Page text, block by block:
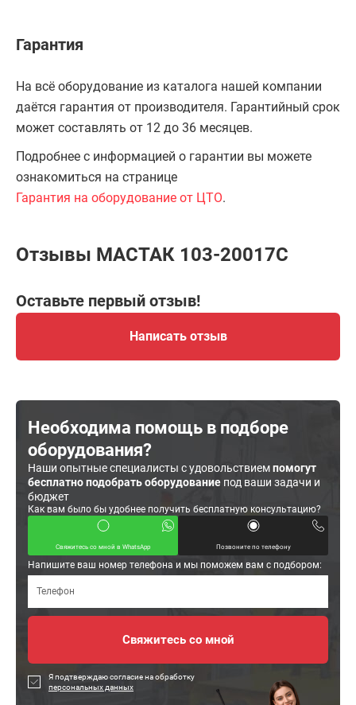
Гарантия
На всё оборудование из каталога нашей компании
даётся гарантия от производителя. Гарантийный срок
может составлять от 12 до 36 месяцев.
Подробнее с информацией о гарантии вы можете
ознакомиться на странице
Гарантия на оборудование от ЦТО.
Отзывы МАСТАК 103-20017C
Оставьте первый отзыв!
Написать отзыв
Необходима помощь в подборе
оборудования?
Наши опытные специалисты с удовольствиемпомогут
бесплатно подобрать оборудование под ваши задачи и
бюджет
Как вам было бы удобнее получить бесплатную консультацию?
Свяжитесь со мной в WhatsApp Позвоните по телефону
Напишите ваш номер телефона и мы поможем вам с подбором:
Я подтверждаю согласие на обработку
персональных данных